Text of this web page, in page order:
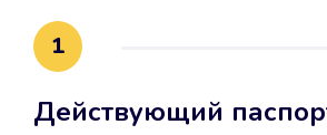
1
Действующий